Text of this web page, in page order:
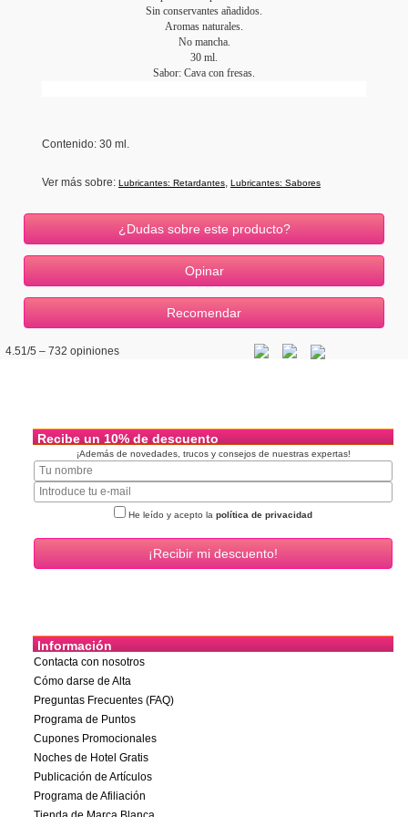
Sin conservantes añadidos.
Aromas naturales.
No mancha.
30 ml.
Sabor: Cava con fresas.
Contenido: 30 ml.
Ver más sobre: Lubricantes: Retardantes, Lubricantes: Sabores
¿Dudas sobre este producto?
4.51/5 – 732 opiniones
Recibe un 10% de descuento
¡Además de novedades, trucos y consejos de nuestras expertas!
He leído y acepto la política de privacidad
Información
Contacta con nosotros
Cómo darse de Alta
Preguntas Frecuentes (FAQ)
Programa de Puntos
Cupones Promocionales
Noches de Hotel Gratis
Publicación de Artículos
Programa de Afiliación